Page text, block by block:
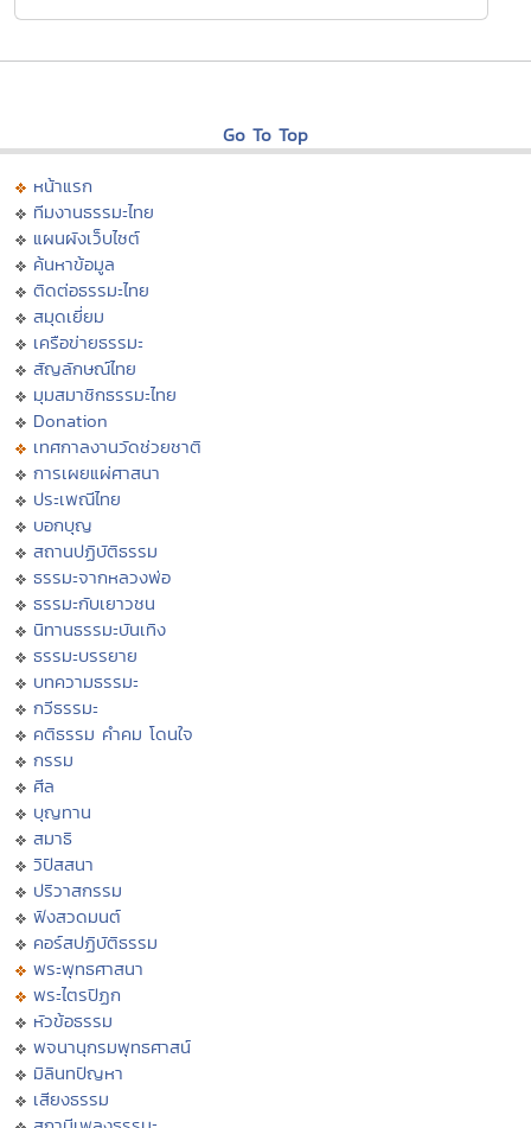
Go To Top
หน้าแรก
ทีมงานธรรมะไทย
แผนผังเว็บไซต์
ค้นหาข้อมูล
ติดต่อธรรมะไทย
สมุดเยี่ยม
เครือข่ายธรรมะ
สัญลักษณ์ไทย
มุมสมาชิกธรรมะไทย
Donation
เทศกาลงานวัดช่วยชาติ
การเผยแผ่ศาสนา
ประเพณีไทย
บอกบุญ
สถานปฏิบัติธรรม
ธรรมะจากหลวงพ่อ
ธรรมะกับเยาวชน
นิทานธรรมะบันเทิง
ธรรมะบรรยาย
บทความธรรมะ
กวีธรรมะ
คติธรรม คำคม โดนใจ
กรรม
ศีล
บุญทาน
สมาธิ
วิปัสสนา
ปริวาสกรรม
ฟังสวดมนต์
คอร์สปฏิบัติธรรม
พระพุทธศาสนา
พระไตรปิฏก
หัวข้อธรรม
พจนานุกรมพุทธศาสน์
มิลินทปัญหา
เสียงธรรม